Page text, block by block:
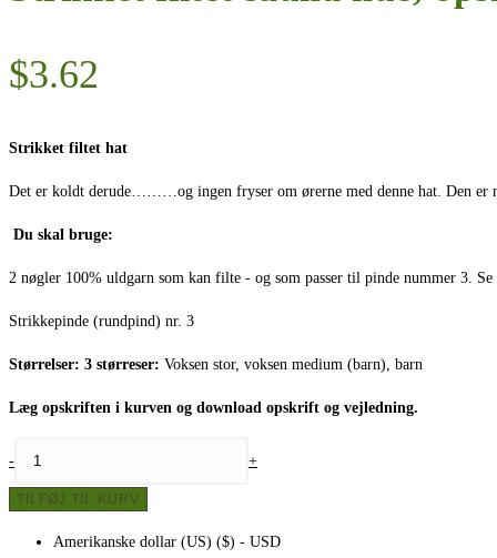
$3.62
Strikket filtet hat
Det er koldt derude………og ingen fryser om ørerne med denne hat. Den er
Du skal bruge:
2 nøgler 100% uldgarn som kan filte - og som passer til pinde nummer 3.
Strikkepinde (rundpind) nr. 3
Størrelser: 3 størreser: Voksen stor, voksen medium (barn), barn
Læg opskriften i kurven og download opskrift og vejledning.
sauna
- +
TILFØJ TIL KURV
Amerikanske dollar (US) ($) - USD